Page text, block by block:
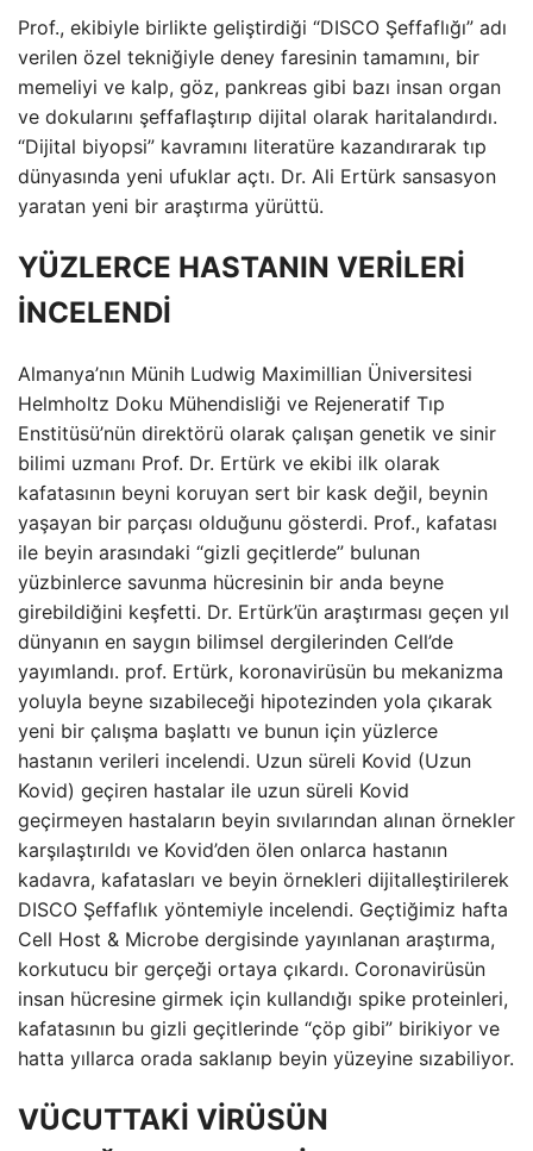
Prof., ekibiyle birlikte geliştirdiği “DISCO Şeffaflığı” adı
verilen özel tekniğiyle deney faresinin tamamını, bir
memeliyi ve kalp, göz, pankreas gibi bazı insan organ
ve dokularını şeffaflaştırıp dijital olarak haritalandırdı.
“Dijital biyopsi” kavramını literatüre kazandırarak tıp
dünyasında yeni ufuklar açtı. Dr. Ali Ertürk sansasyon
yaratan yeni bir araştırma yürüttü.
YÜZLERCE HASTANIN VERİLERİ
İNCELENDİ
Almanya’nın Münih Ludwig Maximillian Üniversitesi
Helmholtz Doku Mühendisliği ve Rejeneratif Tıp
Enstitüsü’nün direktörü olarak çalışan genetik ve sinir
bilimi uzmanı Prof. Dr. Ertürk ve ekibi ilk olarak
kafatasının beyni koruyan sert bir kask değil, beynin
yaşayan bir parçası olduğunu gösterdi. Prof., kafatası
ile beyin arasındaki “gizli geçitlerde” bulunan
yüzbinlerce savunma hücresinin bir anda beyne
girebildiğini keşfetti. Dr. Ertürk’ün araştırması geçen yıl
dünyanın en saygın bilimsel dergilerinden Cell’de
yayımlandı. prof. Ertürk, koronavirüsün bu mekanizma
yoluyla beyne sızabileceği hipotezinden yola çıkarak
yeni bir çalışma başlattı ve bunun için yüzlerce
hastanın verileri incelendi. Uzun süreli Kovid (Uzun
Kovid) geçiren hastalar ile uzun süreli Kovid
geçirmeyen hastaların beyin sıvılarından alınan örnekler
karşılaştırıldı ve Kovid’den ölen onlarca hastanın
kadavra, kafatasları ve beyin örnekleri dijitalleştirilerek
DISCO Şeffaflık yöntemiyle incelendi. Geçtiğimiz hafta
Cell Host & Microbe dergisinde yayınlanan araştırma,
korkutucu bir gerçeği ortaya çıkardı. Coronavirüsün
insan hücresine girmek için kullandığı spike proteinleri,
kafatasının bu gizli geçitlerinde “çöp gibi” birikiyor ve
hatta yıllarca orada saklanıp beyin yüzeyine sızabiliyor.
VÜCUTTAKİ VİRÜSÜN